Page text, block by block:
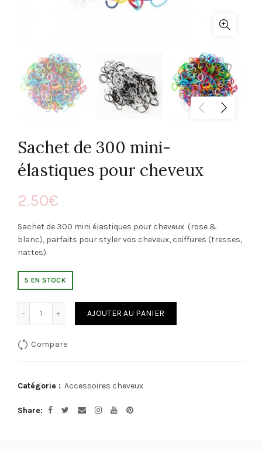
Sachet de 300 mini-
élastiques pour cheveux
2.50€
Sachet de 300 mini élastiques pour cheveux (rose &
blanc), parfaits pour styler vos cheveux, coiffures (tresses,
nattes).
5 EN STOCK
AJOUTER AU PANIER
Compare
Catégorie : Accessoires cheveux
Share